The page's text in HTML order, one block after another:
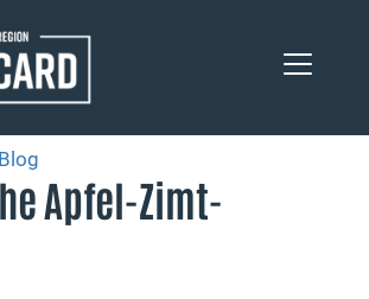
Apfel-Zimt-